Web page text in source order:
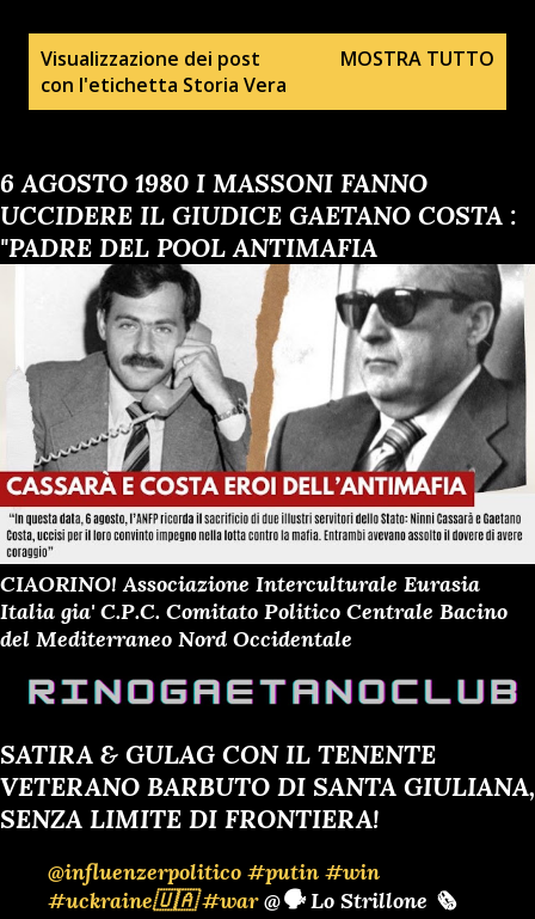
t
Visualizzazione dei post
con l'etichetta Storia Vera
MOSTRA TUTTO
6 AGOSTO 1980 I MASSONI FANNO
UCCIDERE IL GIUDICE GAETANO COSTA :
"PADRE DEL POOL ANTIMAFIA
CIAORINO! Associazione Interculturale Eurasia
Italia gia' C.P.C. Comitato Politico Centrale Bacino
del Mediterraneo Nord Occidentale
SATIRA & GULAG CON IL TENENTE
VETERANO BARBUTO DI SANTA GIULIANA,
SENZA LIMITE DI FRONTIERA!
@influenzerpolitico #putin #win
#uckraine🇺🇦 #war@🗣️ Lo Strillone 🗞️